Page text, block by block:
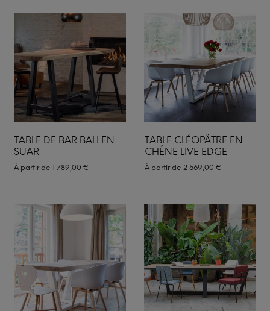
TABLE DE BAR BALI EN
SUAR
À partir de 1 789,00 €
TABLE CLÉOPÂTRE EN
CHÊNE LIVE EDGE
À partir de 2 569,00 €